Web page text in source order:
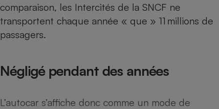
comparaison, les Intercités de la SNCF ne
transportent chaque année « que » 11 millions de
passagers.
Négligé pendant des années
L’autocar s’affiche donc comme un mode de
Antivirus